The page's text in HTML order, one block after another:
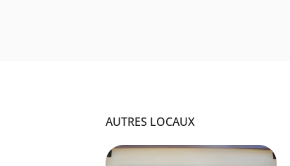
AUTRES LOCAUX